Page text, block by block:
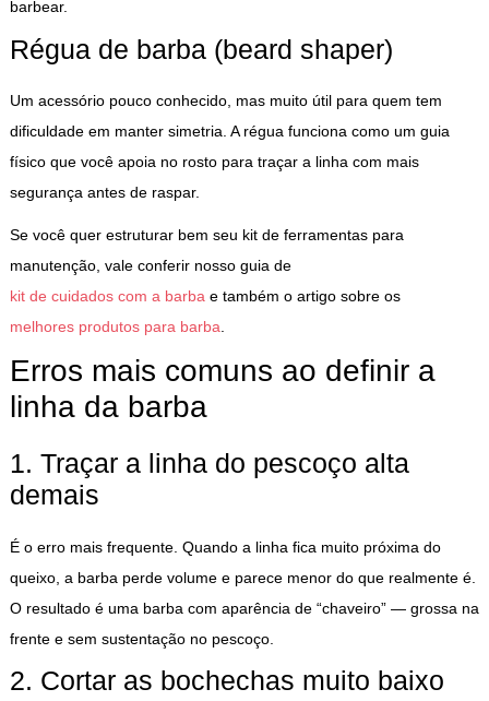
barbear.
Régua de barba (beard shaper)
Um acessório pouco conhecido, mas muito útil para quem tem
dificuldade em manter simetria. A régua funciona como um guia
físico que você apoia no rosto para traçar a linha com mais
segurança antes de raspar.
Se você quer estruturar bem seu kit de ferramentas para
manutenção, vale conferir nosso guia de
kit de cuidados com a barba e também o artigo sobre os
melhores produtos para barba
Erros mais comuns ao definir a
linha da barba
1. Traçar a linha do pescoço alta
demais
É o erro mais frequente. Quando a linha fica muito próxima do
queixo, a barba perde volume e parece menor do que realmente é.
O resultado é uma barba com aparência de “chaveiro” — grossa na
frente e sem sustentação no pescoço.
2. Cortar as bochechas muito baixo